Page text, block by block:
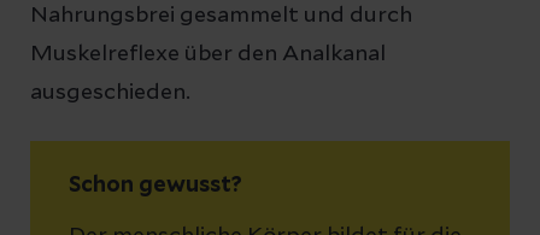
Nahrungsbrei gesammelt und durch
Muskelreflexe über den Analkanal
ausgeschieden.
Schon gewusst?